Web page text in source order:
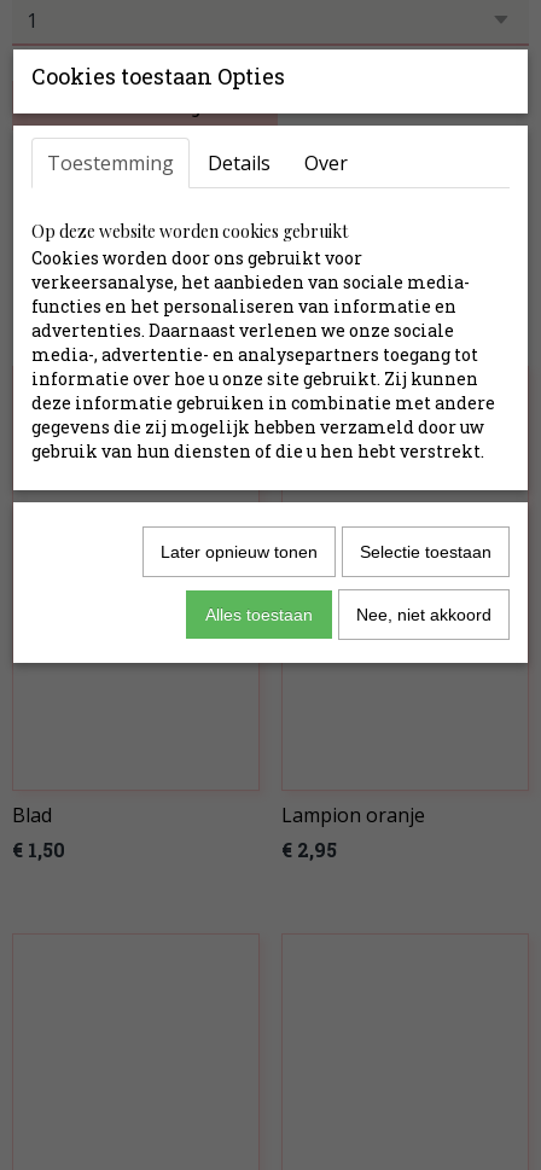
↕ 57 cm Ø 9 cm
Specificaties
Productcode
ZDB68962
Afmetingen (l,b,h)
64 x 9 x 0 cm
Ook interessant
Blad
€ 1,50
Lampion oranje
€ 2,95
Cookies toestaan Opties
Toestemming Details Over
Op deze website worden cookies gebruikt
Cookies worden door ons gebruikt voor
verkeersanalyse, het aanbieden van sociale media-
functies en het personaliseren van informatie en
advertenties. Daarnaast verlenen we onze sociale
media-, advertentie- en analysepartners toegang tot
informatie over hoe u onze site gebruikt. Zij kunnen
deze informatie gebruiken in combinatie met andere
gegevens die zij mogelijk hebben verzameld door uw
gebruik van hun diensten of die u hen hebt verstrekt.
Later opnieuw tonen Selectie toestaan
Alles toestaan Nee, niet akkoord